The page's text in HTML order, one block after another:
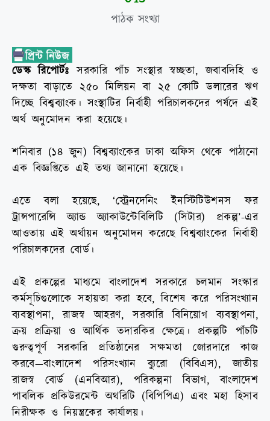
পাঠক সংখ্যা
ডেস্ক রিপোর্টঃ সরকারি পাঁচ সংস্থার স্বচ্ছতা, জবাবদিহি ও
দক্ষতা বাড়াতে ২৫০ মিলিয়ন বা ২৫ কোটি ডলারের ঋণ
দিচ্ছে বিশ্বব্যাংক। সংস্থাটির নির্বাহী পরিচালকদের পর্ষদে এই
অর্থ অনুমোদন করা হয়েছে।
শনিবার (১৪ জুন) বিশ্বব্যাংকের ঢাকা অফিস থেকে পাঠানো
এক বিজ্ঞপ্তিতে এই তথ্য জানানো হয়েছে।
এতে বলা হয়েছে, ‘স্ট্রেনদেনিং ইনস্টিটিউশনস ফর
ট্রান্সপারেন্সি অ্যান্ড অ্যাকাউন্টেবিলিটি (সিটার) প্রকল্প’-এর
আওতায় এই অর্থায়ন অনুমোদন করেছে বিশ্বব্যাংকের নির্বাহী
পরিচালকদের বোর্ড।
এই প্রকল্পের মাধ্যমে বাংলাদেশ সরকারে চলমান সংস্কার
কর্মসূচিগুলোকে সহায়তা করা হবে, বিশেষ করে পরিসংখ্যান
ব্যবস্থাপনা, রাজস্ব আহরণ, সরকারি বিনিয়োগ ব্যবস্থাপনা,
ক্রয় প্রক্রিয়া ও আর্থিক তদারকির ক্ষেত্রে। প্রকল্পটি পাঁচটি
গুরুত্বপূর্ণ সরকারি প্রতিষ্ঠানের সক্ষমতা জোরদারে কাজ
করবে—বাংলাদেশ পরিসংখ্যান ব্যুরো (বিবিএস), জাতীয়
রাজস্ব বোর্ড (এনবিআর), পরিকল্পনা বিভাগ, বাংলাদেশ
পাবলিক প্রকিউরমেন্ট অথরিটি (বিপিপিএ) এবং মহা হিসাব
নিরীক্ষক ও নিয়ন্ত্রকের কার্যালয়।